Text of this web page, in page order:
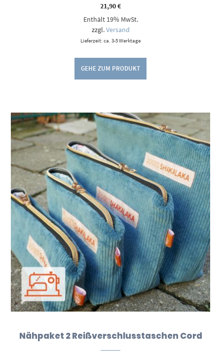
21,90€
Enthält 19% MwSt.
zzgl.Versand
Lieferzeit: ca. 3-5 Werktage
GEHE ZUM PRODUKT
Nähpaket 2 Reißverschlusstaschen Cord